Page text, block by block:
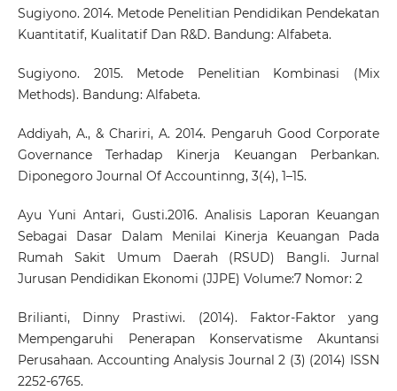
Sugiyono. 2014. Metode Penelitian Pendidikan Pendekatan
Kuantitatif, Kualitatif Dan R&D. Bandung: Alfabeta.
Sugiyono. 2015. Metode Penelitian Kombinasi (Mix
Methods). Bandung: Alfabeta.
Addiyah, A., & Chariri, A. 2014. Pengaruh Good Corporate
Governance Terhadap Kinerja Keuangan Perbankan.
Diponegoro Journal Of Accountinng, 3(4), 1–15.
Ayu Yuni Antari, Gusti.2016. Analisis Laporan Keuangan
Sebagai Dasar Dalam Menilai Kinerja Keuangan Pada
Rumah Sakit Umum Daerah (RSUD) Bangli. Jurnal
Jurusan Pendidikan Ekonomi (JJPE) Volume:7 Nomor: 2
Brilianti, Dinny Prastiwi. (2014). Faktor-Faktor yang
Mempengaruhi Penerapan Konservatisme Akuntansi
Perusahaan. Accounting Analysis Journal 2 (3) (2014) ISSN
2252-6765.